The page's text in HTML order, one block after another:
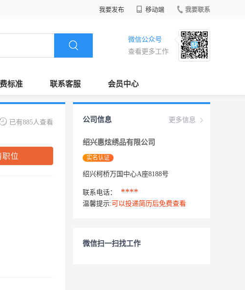
我要发布 移动端 我要联系
微信公众号
查看更多工作
标准 联系客服 会员中心
已有885人查看
职位
更多信息
公司信息
绍兴惠炫绣品有限公司
实名认证
绍兴柯桥万国中心A座8188号
联系电话： ****
温馨提示: 可以投递简历后免费查看
微信扫一扫找工作